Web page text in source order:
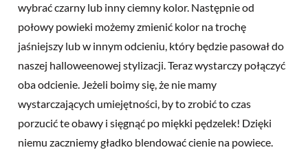
wybrać czarny lub inny ciemny kolor. Następnie od
połowy powieki możemy zmienić kolor na trochę
jaśniejszy lub w innym odcieniu, który będzie pasował do
naszej halloweenowej stylizacji. Teraz wystarczy połączyć
oba odcienie. Jeżeli boimy się, że nie mamy
wystarczających umiejętności, by to zrobić to czas
porzucić te obawy i sięgnąć po miękki pędzelek! Dzięki
niemu zaczniemy gładko blendować cienie na powiece.